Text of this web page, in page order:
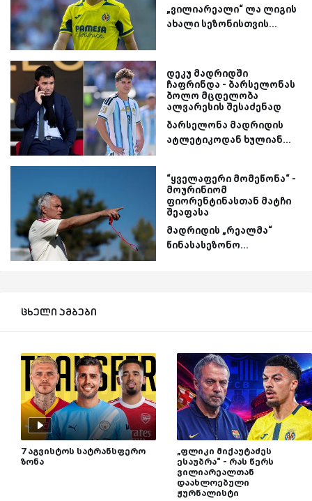
„ვილიარეალი“ ლა ლიგის
ახალი სეზონისთვის...
დეკუ მადრიდში
ჩაფრინდა - ბარსელონას
ბოლო მცდელობა
ალვარესის შესაძენად
ბარსელონა მადრიდის
ატლეტიკოდან ხულიან...
“ყველაფერი მომეწონა“ -
მოურინიომ
ფიორენტინასთან მატჩი
შეაფასა
მადრიდის „რეალმა“
წინასასეზონო...
ცხელი ამბები
7 აგვისტოს სატრანსფერო
ზონა
„ფლიკი მიქაუტაძეს
ესაუბრა“ - რას წერს
ვილიარეალთან
დაახლოებული
ჟურნალისტი